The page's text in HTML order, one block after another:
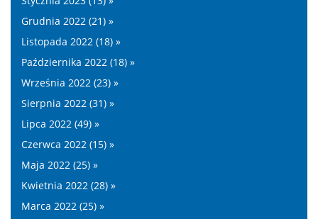
Grudnia 2022 (21) »
Listopada 2022 (18) »
Października 2022 (18) »
Września 2022 (23) »
Sierpnia 2022 (31) »
Lipca 2022 (49) »
Czerwca 2022 (15) »
Maja 2022 (25) »
Kwietnia 2022 (28) »
Marca 2022 (25) »